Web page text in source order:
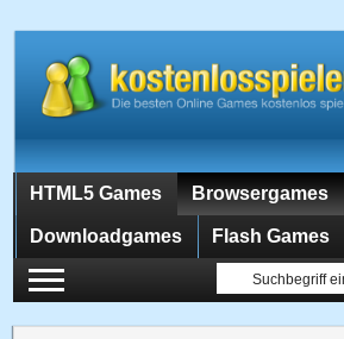
HTML5 Games Browsergames
Downloadgames Flash Games